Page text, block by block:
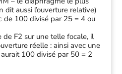
aussi l’ouverture relative)
de 100 divisé par 25 = 4 ou
de F2 sur une telle focale, il
réelle : ainsi avec une
100 divisé par 50 = 2